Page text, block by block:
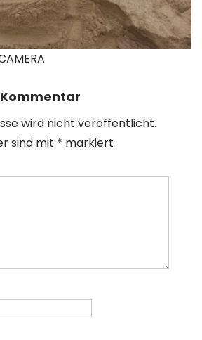
wird nicht veröffentlicht.
sind mit * markiert